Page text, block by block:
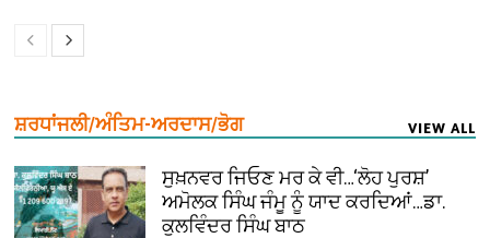
ਸ਼ਰਧਾਂਜਲੀ/ਅੰਤਿਮ-ਅਰਦਾਸ/ਭੋਗ VIEW ALL
ਸੁਖ਼ਨਵਰ ਜਿਓਣ ਮਰ ਕੇ ਵੀ…‘ਲੋਹ ਪੁਰਸ਼’
ਅਮੋਲਕ ਸਿੰਘ ਜੰਮੂ ਨੂੰ ਯਾਦ ਕਰਦਿਆਂ…ਡਾ.
ਕੁਲਵਿੰਦਰ ਸਿੰਘ ਬਾਠ